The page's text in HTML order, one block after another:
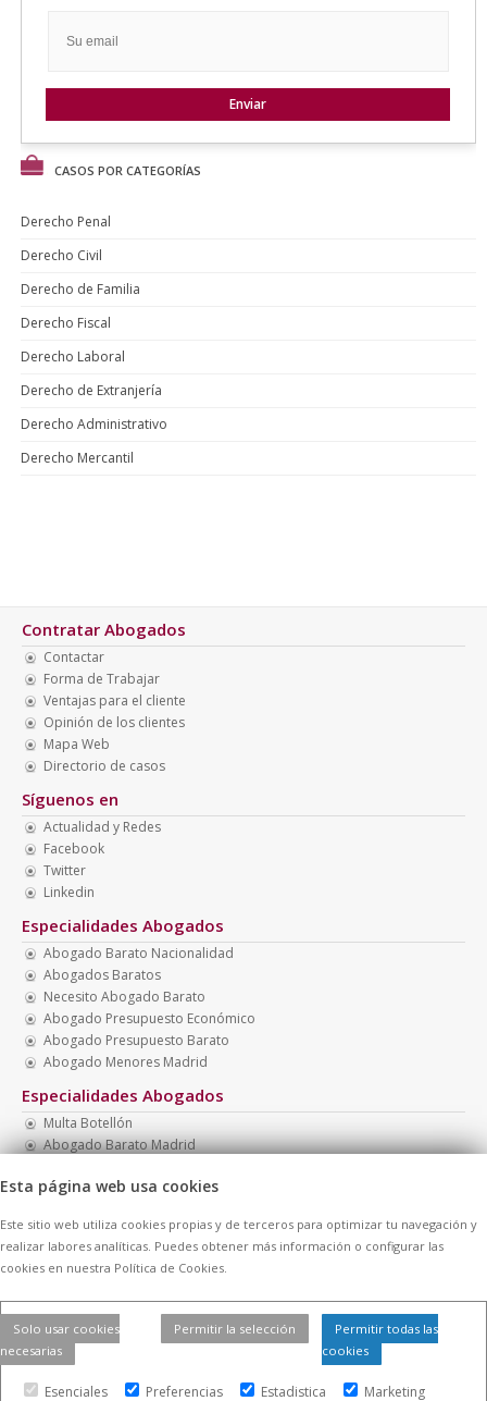
CASOS POR CATEGORÍAS
Derecho Penal
Derecho Civil
Derecho de Familia
Derecho Fiscal
Derecho Laboral
Derecho de Extranjería
Derecho Administrativo
Derecho Mercantil
Contratar Abogados
Contactar
Forma de Trabajar
Ventajas para el cliente
Opinión de los clientes
Mapa Web
Directorio de casos
Síguenos en
Actualidad y Redes
Facebook
Twitter
Linkedin
Especialidades Abogados
Abogado Barato Nacionalidad
Abogados Baratos
Necesito Abogado Barato
Abogado Presupuesto Económico
Abogado Presupuesto Barato
Abogado Menores Madrid
Especialidades Abogados
Multa Botellón
Abogado Barato Madrid
Multa Drogotest
Abogados Familia
Contratar Abogados. | Aviso Legal Cookies| Todos los
derechos reservados
Esta página web usa cookies
Este sitio web utiliza cookies propias y de terceros para optimizar tu navegación y
realizar labores analíticas. Puedes obtener más información o configurar las
cookies en nuestra Política de Cookies.
Solo usar cookies
necesarias
Permitir la selección
Permitir todas las
cookies
Esenciales Preferencias Estadistica Marketing